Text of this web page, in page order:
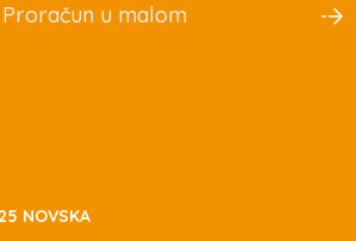
Proračun u malom
NOVSKA